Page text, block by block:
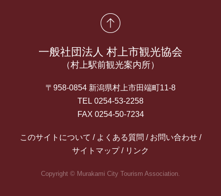
一般社団法人 村上市観光協会
（村上駅前観光案内所）
〒958-0854 新潟県村上市田端町11-8
TEL 0254-53-2258
FAX 0254-50-7234
このサイトについて よくある質問
お問い合わせ
サイトマップ
リンク
Copyright © Murakami City Tourism Association.